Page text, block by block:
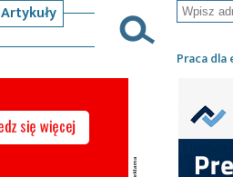
Artykuły
Praca